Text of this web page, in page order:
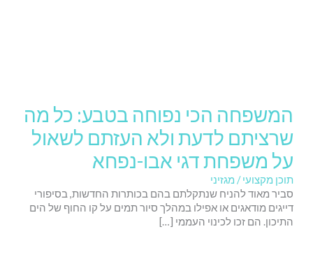
המשפחה הכי נפוחה בטבע: כל מה
שרציתם לדעת ולא העזתם לשאול
על משפחת דגי אבו-נפחא
תוכן מקצועי / מגזיני
סביר מאוד להניח שנתקלתם בהם בכותרות החדשות, בסיפורי
דייגים מודאגים או אפילו במהלך סיור תמים על קו החוף של הים
התיכון. הם זכו לכינוי העממי […]